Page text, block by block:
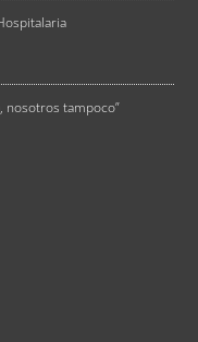
nosotros tampoco”